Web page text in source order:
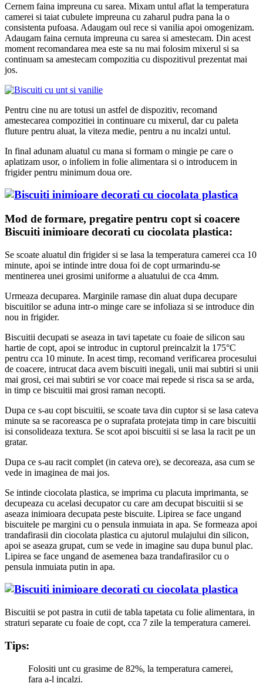
Cernem faina impreuna cu sarea. Mixam untul aflat la temperatura
camerei si taiat cubulete impreuna cu zaharul pudra pana la o
consistenta pufoasa. Adaugam oul rece si vanilia apoi omogenizam.
Adaugam faina cernuta impreuna cu sarea si amestecam. Din acest
moment recomandarea mea este sa nu mai folosim mixerul si sa
continuam sa amestecam compozitia cu dispozitivul prezentat mai
jos.
Pentru cine nu are totusi un astfel de dispozitiv, recomand
amestecarea compozitiei in continuare cu mixerul, dar cu paleta
fluture pentru aluat, la viteza medie, pentru a nu incalzi untul.
In final adunam aluatul cu mana si formam o mingie pe care o
aplatizam usor, o infoliem in folie alimentara si o introducem in
frigider pentru minimum doua ore.
Mod de formare, pregatire pentru copt si coacere
Biscuiti inimioare decorati cu ciocolata plastica:
Se scoate aluatul din frigider si se lasa la temperatura camerei cca 10
minute, apoi se intinde intre doua foi de copt urmarindu-se
mentinerea unei grosimi uniforme a aluatului de cca 4mm.
Urmeaza decuparea. Marginile ramase din aluat dupa decupare
biscuitilor se aduna intr-o minge care se infoliaza si se introduce din
nou in frigider.
Biscuitii decupati se aseaza in tavi tapetate cu foaie de silicon sau
hartie de copt, apoi se introduc in cuptorul preincalzit la 175°C
pentru cca 10 minute. In acest timp, recomand verificarea procesului
de coacere, intrucat daca avem biscuiti inegali, unii mai subtiri si unii
mai grosi, cei mai subtiri se vor coace mai repede si risca sa se arda,
in timp ce biscuitii mai grosi raman necopti.
Dupa ce s-au copt biscuitii, se scoate tava din cuptor si se lasa cateva
minute sa se racoreasca pe o suprafata protejata timp in care biscuitii
isi consolideaza textura. Se scot apoi biscuitii si se lasa la racit pe un
gratar.
Dupa ce s-au racit complet (in cateva ore), se decoreaza, asa cum se
vede in imaginea de mai jos.
Se intinde ciocolata plastica, se imprima cu placuta imprimanta, se
decupeaza cu acelasi decupator cu care am decupat biscuitii si se
aseaza inimioara decupata peste biscuite. Lipirea se face ungand
biscuitele pe margini cu o pensula inmuiata in apa. Se formeaza apoi
trandafirasii din ciocolata plastica cu ajutorul mulajului din silicon,
apoi se aseaza grupat, cum se vede in imagine sau dupa bunul plac.
Lipirea se face ungand de asemenea baza trandafirasilor cu o
pensula inmuiata putin in apa.
Biscuitii se pot pastra in cutii de tabla tapetata cu folie alimentara, in
straturi separate cu foaie de copt, cca 7 zile la temperatura camerei.
Tips:
Folositi unt cu grasime de 82%, la temperatura camerei,
fara a-l incalzi.